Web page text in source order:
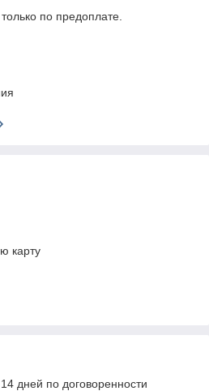
по предоплате.
карту
дней по договоренности